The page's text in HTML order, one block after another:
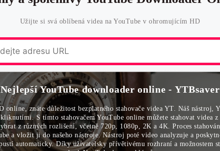
Užijte si svá oblíbená videa na YouTube v ohromujícím HD
Nejlepší YouTube downloader online - YTBsaver
znáte důležitost bezplatného stahovače videa YT. Náš nástroj,
S tímto stahovačem YouTube online můžete stahovat videa
z různých rozlišení, včetně 720p, 1080p, 2K a 4K. Proces
a vložit ji do našeho nástroje. Nástroj poté video analyzuje a
automaticky. Díky uživatelsky přívětivému rozhraní a možnostem